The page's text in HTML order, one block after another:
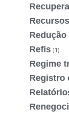
Refis (1)
Regime
Registro